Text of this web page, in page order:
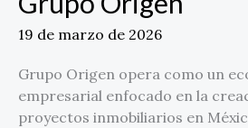
19 de marzo de 2026
Grupo Origen opera como un
empresarial enfocado en la
proyectos inmobiliarios en